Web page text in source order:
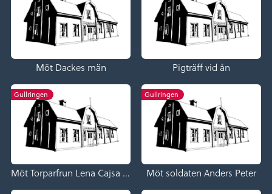
Möt Dackes män Pigträff vid ån
Gullringen
Möt Torparfrun Lena Cajsa Nilsdotter
Gullringen
Möt soldaten Anders Peter